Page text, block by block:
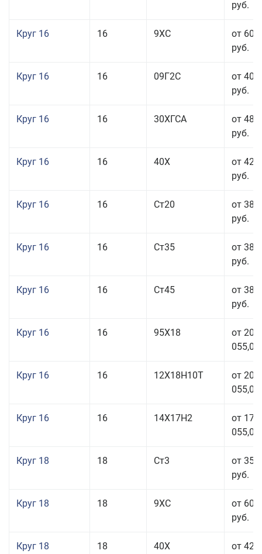
руб.
Круг 16 16 9ХС
от 60
руб.
Круг 16 16 09Г2С
от 40
руб.
Круг 16 16 30ХГСА
от 48
руб.
Круг 16 16 40Х
от 42
руб.
Круг 16 16 Ст20
от 38
руб.
Круг 16 16 Ст35
от 38
руб.
Круг 16 16 Ст45
от 38
руб.
Круг 16 16 95Х18
от 208
055,00
Круг 16 16 12Х18Н10Т
от 209
055,00
Круг 16 16 14Х17Н2
от 175
055,00
Круг 18 18 Ст3
от 35
руб.
Круг 18 18 9ХС
от 60
руб.
Круг 18 18 40Х
от 42